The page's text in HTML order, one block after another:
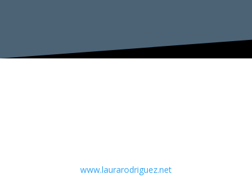
www.laurarodriguez.net